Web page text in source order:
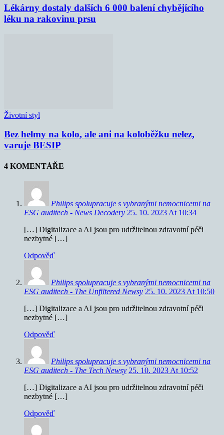
Lékárny dostaly dalších 6 000 balení chybějícího
léku na rakovinu prsu
Životní styl
Bez helmy na kolo, ale ani na koloběžku nelez,
varuje BESIP
4 KOMENTÁŘE
Philips spolupracuje s vybranými nemocnicemi na
ESG auditech - News Decodery 25. 10. 2023 At 10:34
[…] Digitalizace a AI jsou pro udržitelnou zdravotní péči
nezbytné […]
Odpověď
Philips spolupracuje s vybranými nemocnicemi na
ESG auditech - The Unfiltered Newsy 25. 10. 2023 At 10:50
[…] Digitalizace a AI jsou pro udržitelnou zdravotní péči
nezbytné […]
Odpověď
Philips spolupracuje s vybranými nemocnicemi na
ESG auditech - The Tech Newsy 25. 10. 2023 At 10:52
[…] Digitalizace a AI jsou pro udržitelnou zdravotní péči
nezbytné […]
Odpověď